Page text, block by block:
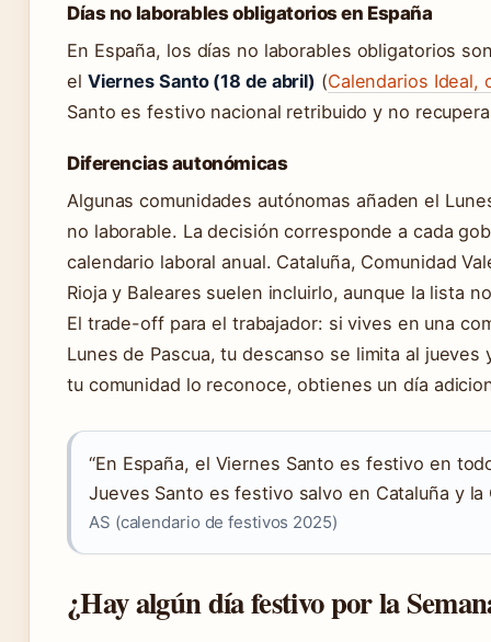
Días no laborables obligatorios en España
En España, los días no laborables obligatorios
el Viernes Santo (18 de abril) (Calendarios Ideal,
Santo es festivo nacional retribuido y no
Diferencias autonómicas
Algunas comunidades autónomas añaden el
no laborable. La decisión corresponde a cada
calendario laboral anual. Cataluña, Comunidad
Rioja y Baleares suelen incluirlo, aunque la lista
El trade-off para el trabajador: si vives en una
Lunes de Pascua, tu descanso se limita al
tu comunidad lo reconoce, obtienes un día
“En España, el Viernes Santo es festivo en
Jueves Santo es festivo salvo en Cataluña y la
AS (calendario de festivos 2025)
¿Hay algún día festivo por la